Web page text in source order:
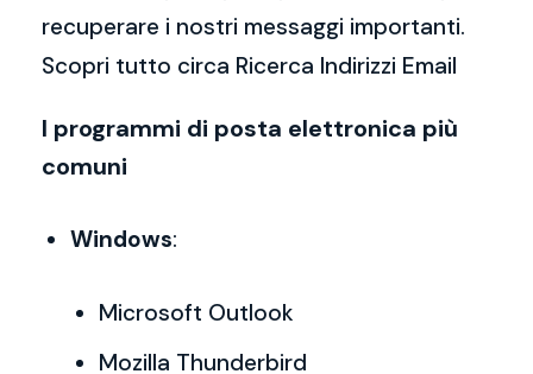
recuperare i nostri messaggi importanti.
Scopri tutto circa Ricerca Indirizzi Email
I programmi di posta elettronica più
comuni
Windows:
Microsoft Outlook
Mozilla Thunderbird